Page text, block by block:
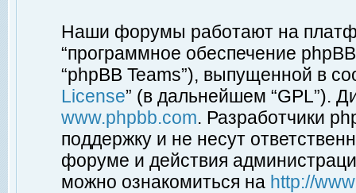
Наши форумы работают на
“программное обеспечение
“phpBB Teams”), выпущенной в
License” (в дальнейшем “GPL”).
www.phpbb.com. Разработчики
поддержку и не несут
форуме и действия
можно ознакомиться на http://